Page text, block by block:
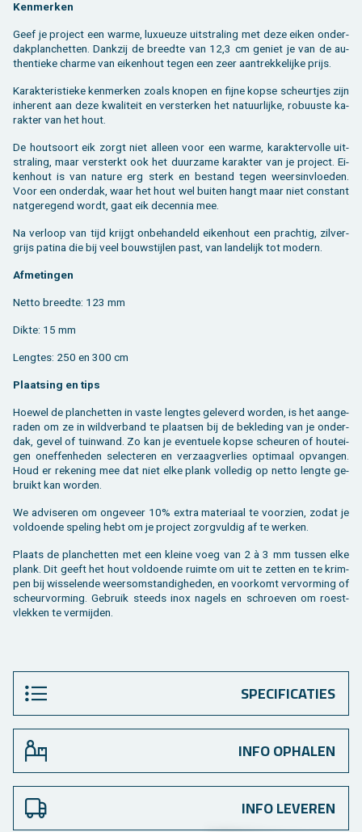
Ken­mer­ken
Geef je pro­ject een warme, luxu­eu­ze uit­stra­ling met deze eiken on­der­
dak­plan­chet­ten. Dank­zij de breed­te van 12,3 cm ge­niet je van de au­
then­tie­ke char­me van ei­ken­hout tegen een zeer aan­trek­ke­lij­ke prijs.
Ka­rak­te­ris­tie­ke ken­mer­ken zoals kno­pen en fijne kopse scheur­tjes zijn
in­he­rent aan deze kwa­li­teit en ver­ster­ken het na­tuur­lij­ke, ro­buus­te ka­
rak­ter van het hout.
De hout­soort eik zorgt niet al­leen voor een warme, ka­rak­ter­vol­le uit­
stra­ling, maar ver­sterkt ook het duur­za­me ka­rak­ter van je pro­ject. Ei­
ken­hout is van na­tu­re erg sterk en be­stand tegen weers­in­vloe­den.
Voor een on­der­dak, waar het hout wel bui­ten hangt maar niet con­stant
nat­ge­re­gend wordt, gaat eik de­cen­nia mee.
Na ver­loop van tijd krijgt on­be­han­deld ei­ken­hout een prach­tig, zil­ver­
grijs pa­ti­na die bij veel bouw­stij­len past, van lan­de­lijk tot mo­dern.
Af­me­tin­gen
Netto breed­te: 123 mm
Dikte: 15 mm
Leng­tes: 250 en 300 cm
Plaat­sing en tips
Hoe­wel de plan­chet­ten in vaste leng­tes ge­le­verd wor­den, is het aan­ge­
ra­den om ze in wild­ver­band te plaat­sen bij de be­kle­ding van je on­der­
dak, gevel of tuin­wand. Zo kan je even­tu­e­le kopse scheu­ren of houtei­
gen on­ef­fen­he­den se­lec­te­ren en ver­zaag­ver­lies op­ti­maal op­van­gen.
Houd er re­ke­ning mee dat niet elke plank vol­le­dig op netto leng­te ge­
bruikt kan wor­den.
We ad­vi­se­ren om on­ge­veer 10% extra ma­te­ri­aal te voor­zien, zodat je
vol­doen­de spe­ling hebt om je pro­ject zorg­vul­dig af te wer­ken.
Plaats de plan­chet­ten met een klei­ne voeg van 2 à 3 mm tus­sen elke
plank. Dit geeft het hout vol­doen­de ruim­te om uit te zet­ten en te krim­
pen bij wis­se­len­de weers­om­stan­dig­he­den, en voor­komt ver­vor­ming of
scheur­vor­ming. Ge­bruik steeds inox na­gels en schroe­ven om roest­
vlek­ken te ver­mij­den.
SPECIFICATIES
INFO OPHALEN
INFO LEVEREN